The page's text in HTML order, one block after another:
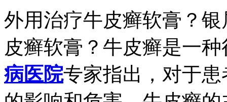
外用治疗牛皮癣软膏？
皮癣软膏？牛皮癣是一
病医院专家指出，对于